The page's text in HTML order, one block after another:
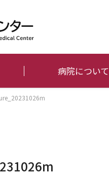
病院について